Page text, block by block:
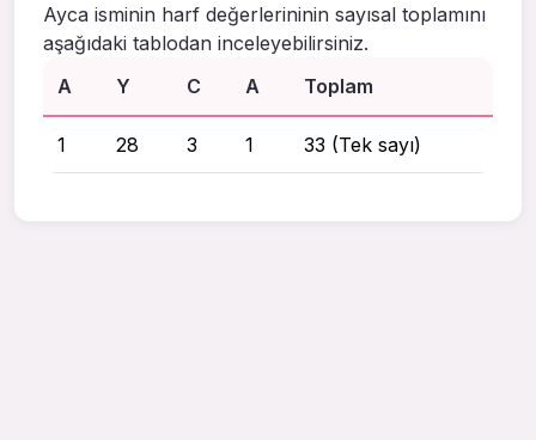
Ayca isminin harf değerlerininin sayısal toplamını
aşağıdaki tablodan inceleyebilirsiniz.
A
Y C A Toplam
1 28 3 1 33 (Tek sayı)